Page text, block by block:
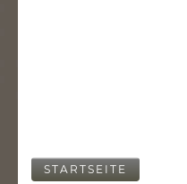
STARTSEITE